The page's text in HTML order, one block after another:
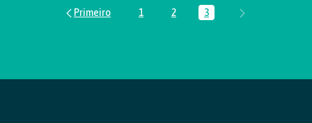
Página
1 Página
2 Página
3